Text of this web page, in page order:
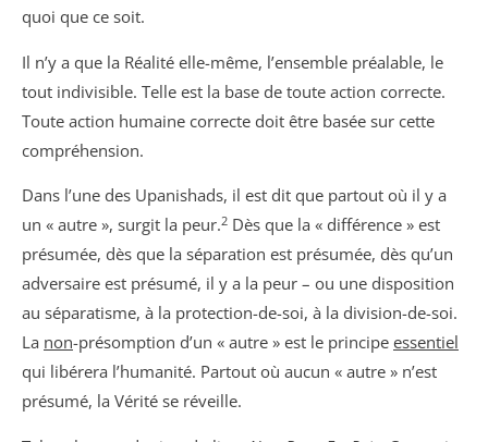
quoi que ce soit.
Il n’y a que la Réalité elle-même, l’ensemble préalable, le
tout indivisible. Telle est la base de toute action correcte.
Toute action humaine correcte doit être basée sur cette
compréhension.
Dans l’une des Upanishads, il est dit que partout où il y a
un « autre », surgit la peur.2 Dès que la « différence » est
présumée, dès que la séparation est présumée, dès qu’un
adversaire est présumé, il y a la peur – ou une disposition
au séparatisme, à la protection-de-soi, à la division-de-soi.
La non-présomption d’un « autre » est le principe essentiel
qui libérera l’humanité. Partout où aucun « autre » n’est
présumé, la Vérité se réveille.